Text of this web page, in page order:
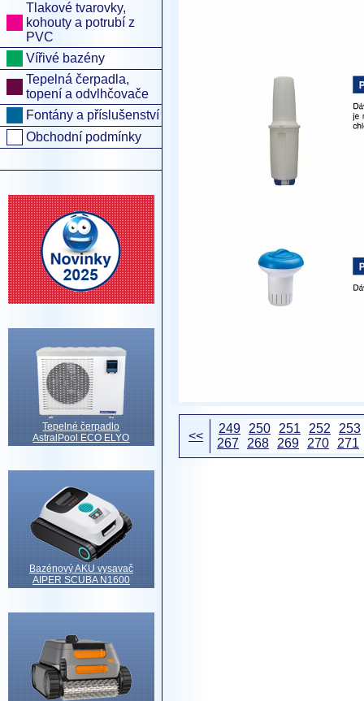
Tlakové tvarovky,
kohouty a potrubí z
PVC
Vířivé bazény
Tepelná čerpadla,
topení a odvlhčovače
Fontány a příslušenství
Obchodní podmínky
Tepelné čerpadlo
AstralPool ECO ELYO
Bazénový AKU vysavač
AIPER SCUBA N1600
<<
249 250 251 252
253
267
268 269 270 271